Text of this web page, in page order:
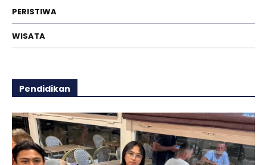
PERISTIWA
WISATA
Pendidikan